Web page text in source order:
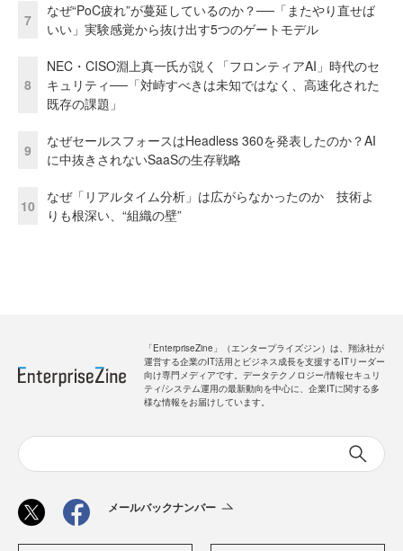
7
なぜ“PoC疲れ”が蔓延しているのか？──「またやり直せば
いい」実験感覚から抜け出す5つのゲートモデル
8
NEC・CISO淵上真一氏が説く「フロンティアAI」時代のセ
キュリティ──「対峙すべきは未知ではなく、高速化された
既存の課題」
9
なぜセールスフォースはHeadless 360を発表したのか？AI
に中抜きされないSaaSの生存戦略
10
なぜ「リアルタイム分析」は広がらなかったのか 技術よ
りも根深い、“組織の壁”
「EnterpriseZine」（エンタープライズジン）は、翔泳社が
運営する企業のIT活用とビジネス成長を支援するITリーダー
向け専門メディアです。データテクノロジー/情報セキュリ
ティ/システム運用の最新動向を中心に、企業ITに関する多
様な情報をお届けしています。
メールバックナンバー